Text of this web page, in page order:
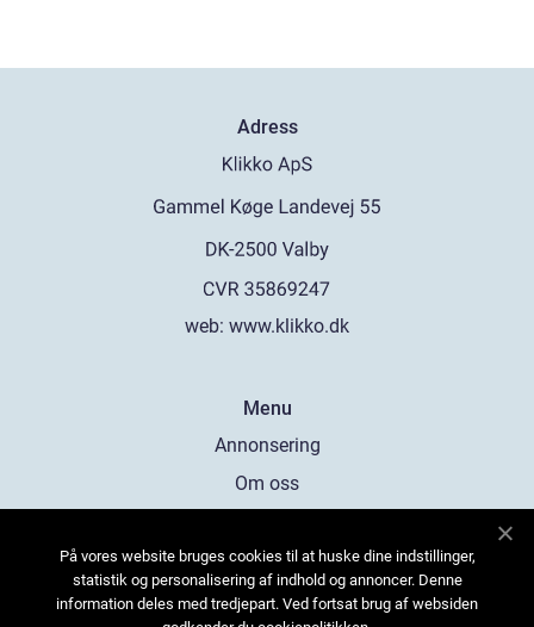
Adress
web: www.klikko.dk
Menu
Annonsering
Om oss
Kontakta oss
Sitemap
På vores website bruges cookies til at huske dine indstillinger,
statistik og personalisering af indhold og annoncer. Denne
information deles med tredjepart. Ved fortsat brug af websiden